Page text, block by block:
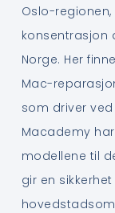
Oslo-
konsentrasjon
Norge. Her
Mac-
som driver
Macademy
modellene til
gir en